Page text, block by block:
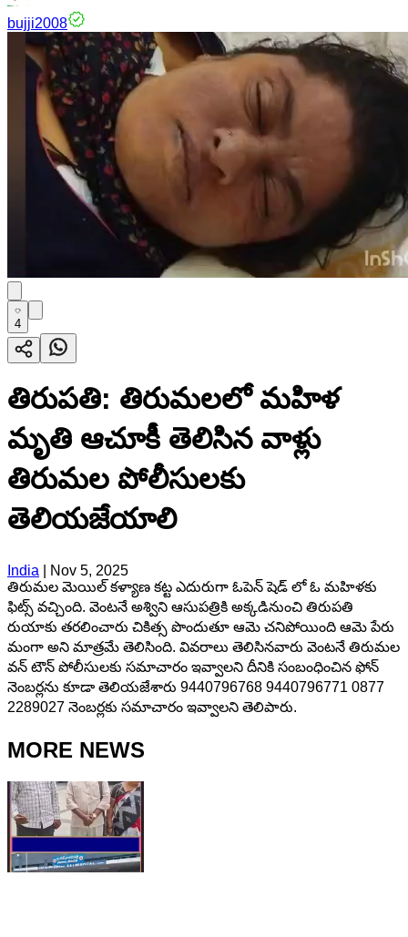
bujji2008
4
తిరుపతి: తిరుమలలో మహిళ
మృతి ఆచూకీ తెలిసిన వాళ్లు
తిరుమల పోలీసులకు
తెలియజేయాలి
India
Nov 5, 2025
తిరుమల మెయిల్ కళ్యాణ కట్ట ఎదురుగా ఓపెన్ షెడ్ లో ఓ మహిళకు
ఫిట్స్ వచ్చింది. వెంటనే అశ్విని ఆసుపత్రికి అక్కడినుంచి తిరుపతి
రుయాకు తరలించారు చికిత్స పొందుతూ ఆమె చనిపోయింది ఆమె పేరు
మంగా అని మాత్రమే తెలిసింది. వివరాలు తెలిసినవారు వెంటనే తిరుమల
వన్ టౌన్ పోలీసులకు సమాచారం ఇవ్వాలని దీనికి సంబంధించిన ఫోన్
నెంబర్లను కూడా తెలియజేశారు 9440796768 9440796771 0877
2289027 నెంబర్లకు సమాచారం ఇవ్వాలని తెలిపారు.
MORE NEWS